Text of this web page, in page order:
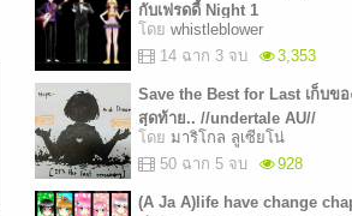
กับเฟรดดี้ Night 1
โดย whistleblower
14 ฉาก 3 จบ
3,353
Save the Best for Last เก็บขอ
สุดท้าย.. //undertale AU//
โดย มาริโกล ลูเซียโน่
50 ฉาก 5 จบ
928
(A Ja A)life have change